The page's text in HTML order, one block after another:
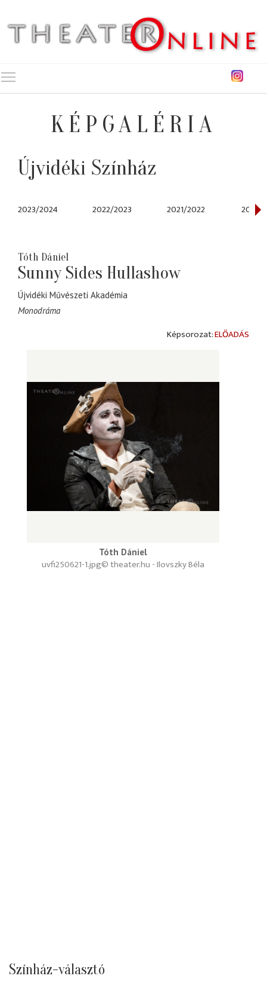
KÉPGALÉRIA
Újvidéki Színház
2023/2024 2022/2023 2021/2022 2016/
Tóth Dániel
Sunny Sides Hullashow
Újvidéki Művészeti Akadémia
Monodráma
ELŐADÁS
Tóth Dániel
© theater.hu - Ilovszky Béla
uvfi250621-1.jpg
Színház-választó